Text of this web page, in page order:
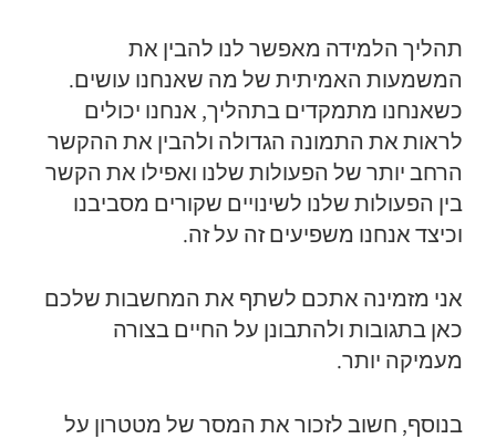
תהליך הלמידה מאפשר לנו להבין את
המשמעות האמיתית של מה שאנחנו עושים.
כשאנחנו מתמקדים בתהליך, אנחנו יכולים
לראות את התמונה הגדולה ולהבין את ההקשר
הרחב יותר של הפעולות שלנו ואפילו את הקשר
בין הפעולות שלנו לשינויים שקורים מסביבנו
וכיצד אנחנו משפיעים זה על זה.
אני מזמינה אתכם לשתף את המחשבות שלכם
כאן בתגובות ולהתבונן על החיים בצורה
מעמיקה יותר.
בנוסף, חשוב לזכור את המסר של מטטרון על